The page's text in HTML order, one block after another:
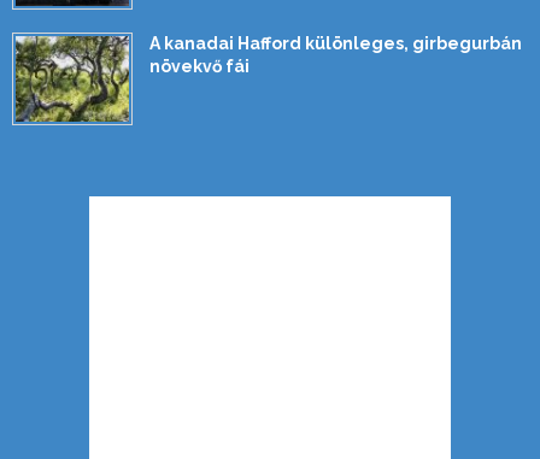
A kanadai Hafford különleges, girbegurbán
növekvő fái